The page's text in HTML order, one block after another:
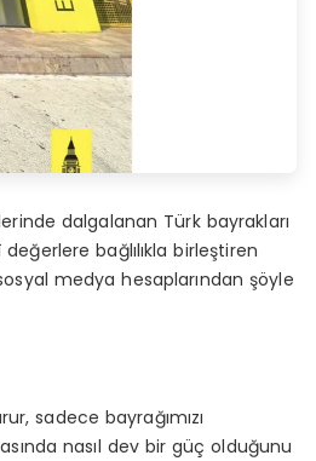
dalgalanan Türk bayrakları
bağlılıkla birleştiren
medya hesaplarından şöyle
sadece bayrağımızı
nasıl dev bir güç olduğunu